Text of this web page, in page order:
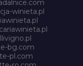
winieta.pl
bg.com
pl.com